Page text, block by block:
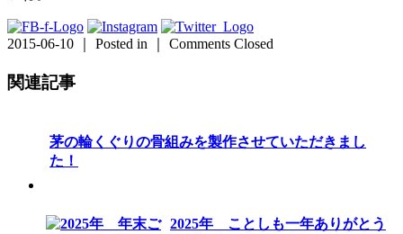
2015-06-10 ｜ Posted in ｜ Comments Closed
関連記事
茅の輪くぐりの骨組みを製作させていただきまし
た！
2025年 ことしも一年ありがとう